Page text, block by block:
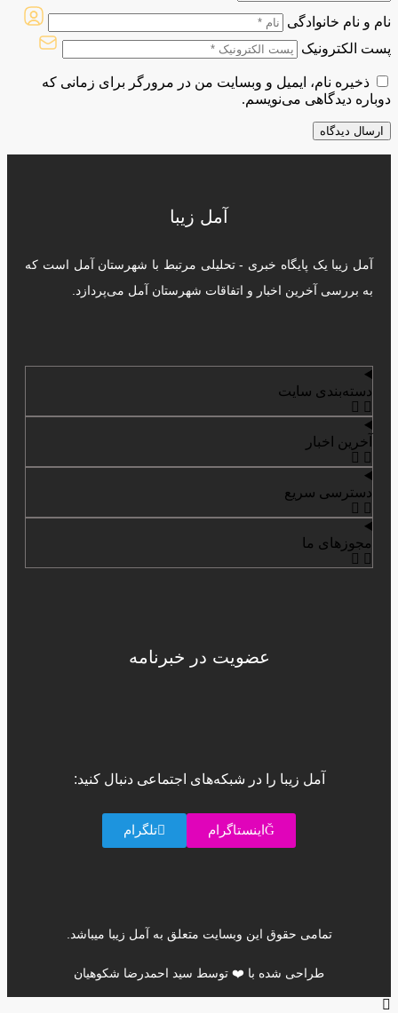
نام و نام خانوادگی
پست الکترونیک
ذخیره نام، ایمیل و وبسایت من در مرورگر برای زمانی که
دوباره دیدگاهی می‌نویسم.
آمل زیبا
آمل زیبا یک پایگاه خبری - تحلیلی مرتبط با شهرستان آمل است که
به بررسی آخرین اخبار و اتفاقات شهرستان آمل می‌پردازد.
دسته‌بندی سایت
آخرین اخبار
دسترسی سریع
مجوزهای ما
عضویت در خبرنامه
آمل زیبا را در شبکه‌های اجتماعی دنبال کنید:
اینستاگرام تلگرام
تمامی حقوق این وبسایت متعلق به آمل زیبا میباشد.
طراحی شده با ❤️ توسط سید احمدرضا شکوهیان